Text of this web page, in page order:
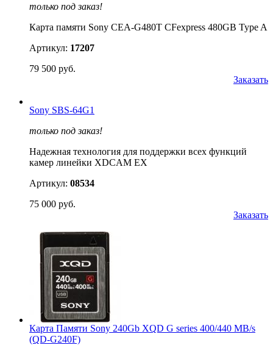
только под заказ!
Карта памяти Sony CEA-G480T CFexpress 480GB Type A
Артикул: 17207
79 500 руб.
Заказать
Sony SBS-64G1
только под заказ!
Надежная технология для поддержки всех функций
камер линейки XDCAM EX
Артикул: 08534
75 000 руб.
Заказать
Карта Памяти Sony 240Gb XQD G series 400/440 MB/s
(QD-G240F)